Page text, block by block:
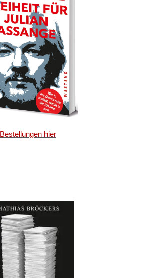
Bestellungen hier